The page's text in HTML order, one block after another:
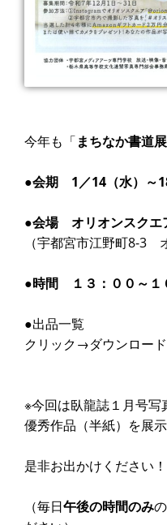
今年も「まちなか書道展
●会期 1／14（水）～
●会場 オリオンスクエ
（宇都宮市江野町8-3
●時間 １３：００～１
●出品一覧
クリック→ダウンロード
※今回は臥龍誌１月号
優秀作品（半紙）を展示
是非お出かけください！
（毎日午後の時間のみ